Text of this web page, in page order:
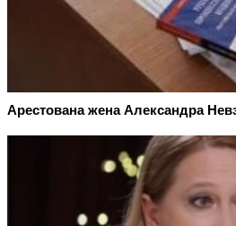
Арестована жена Александра